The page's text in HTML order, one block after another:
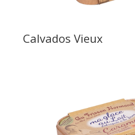
Calvados Vieux